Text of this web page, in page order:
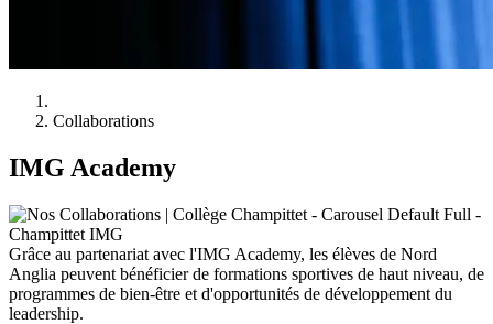
Collaborations
IMG Academy
Grâce au partenariat avec l'IMG Academy, les élèves de Nord
Anglia peuvent bénéficier de formations sportives de haut niveau, de
programmes de bien-être et d'opportunités de développement du
leadership.